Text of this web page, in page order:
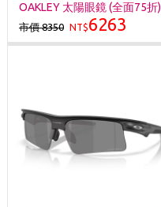
OAKLEY 太陽眼鏡 (全面75折)
市價 8350 NT$6263